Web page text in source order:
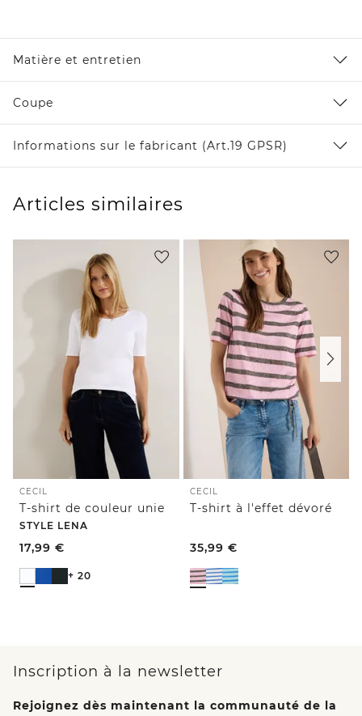
Matière et entretien
Coupe
Informations sur le fabricant (Art.19 GPSR)
Articles similaires
CECIL
T-shirt de couleur unie
STYLE LENA
17,99 €
+ 20
CECIL
T-shirt à l'effet dévoré
35,99 €
Inscription à la newsletter
Rejoignez dès maintenant la communauté de la